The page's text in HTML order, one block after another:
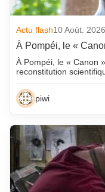
Actu flash10 Août. 2026
À Pompéi, le «
À Pompéi, le « Canon
reconstitution
piwi